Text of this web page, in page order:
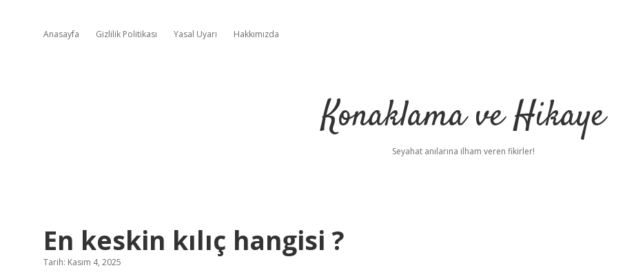
Anasayfa Gizlilik Politikası Yasal Uyarı Hakkımızda
Konaklama ve Hikaye
Seyahat anılarına ilham veren fikirler!
En keskin kılıç hangisi ?
Tarih: Kasım 4, 2025